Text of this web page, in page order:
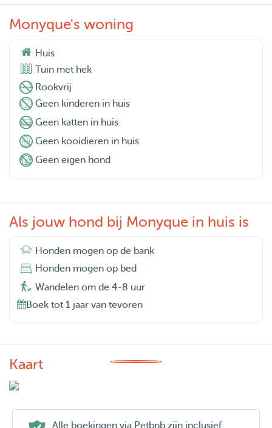
Monyque's woning
Huis
Tuin met hek
Rookvrij
Geen kinderen in huis
Geen katten in huis
Geen kooidieren in huis
Geen eigen hond
Als jouw hond bij Monyque in huis is
Honden mogen op de bank
Honden mogen op bed
Wandelen om de 4-8 uur
Boek tot 1 jaar van tevoren
Kaart
Alle boekingen via Petbnb zijn inclusief